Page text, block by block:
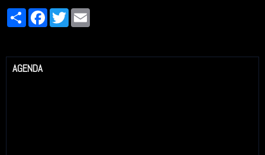
PartagerFacebookTwitter
AGENDA